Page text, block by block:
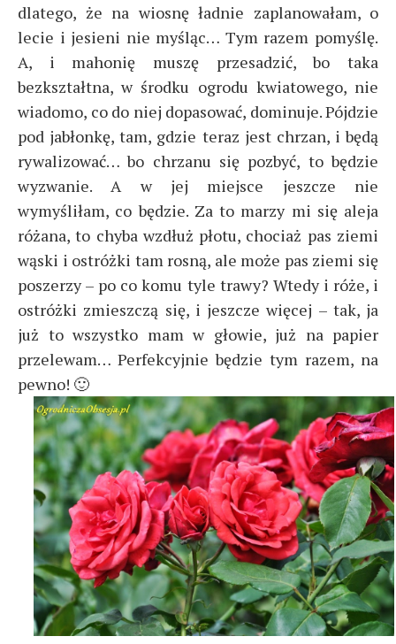
dlatego, że na wiosnę ładnie zaplanowałam, o
lecie i jesieni nie myśląc… Tym razem pomyślę.
A, i mahonię muszę przesadzić, bo taka
bezkształtna, w środku ogrodu kwiatowego, nie
wiadomo, co do niej dopasować, dominuje. Pójdzie
pod jabłonkę, tam, gdzie teraz jest chrzan, i będą
rywalizować… bo chrzanu się pozbyć, to będzie
wyzwanie. A w jej miejsce jeszcze nie
wymyśliłam, co będzie. Za to marzy mi się aleja
różana, to chyba wzdłuż płotu, chociaż pas ziemi
wąski i ostróżki tam rosną, ale może pas ziemi się
poszerzy – po co komu tyle trawy? Wtedy i róże, i
ostróżki zmieszczą się, i jeszcze więcej – tak, ja
już to wszystko mam w głowie, już na papier
przelewam… Perfekcyjnie będzie tym razem, na
pewno! 🙂